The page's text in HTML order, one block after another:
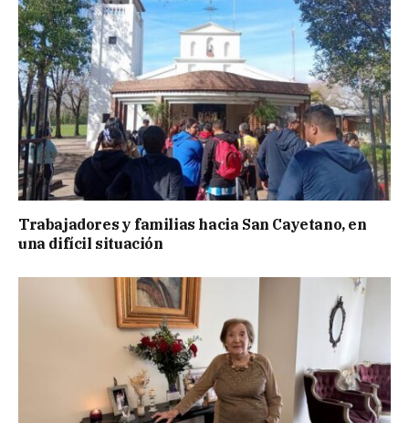
Trabajadores y familias hacia San Cayetano, en
una difícil situación